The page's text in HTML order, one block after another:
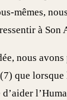
mêmes,
à Son
nous
que